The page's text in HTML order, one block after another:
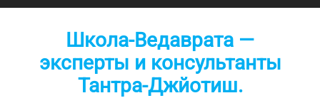
Перейти
Школа-Ведаврата —
эксперты и консультанты
Тантра-Джйотиш.